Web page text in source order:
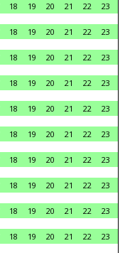
18 19 20 21 22
23
18 19 20 21 22
23
18 19 20 21 22
23
18 19 20 21 22
23
18 19 20 21 22
23
18 19 20 21 22
23
18 19 20 21 22
23
18 19 20 21 22
23
18 19 20 21 22
23
18 19 20 21 22
23